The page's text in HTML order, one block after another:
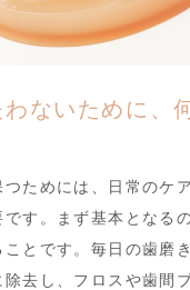
ないために、
つためには、日常のケ
す。まず基本となる
とです。毎日の歯磨
去し、フロスや歯間